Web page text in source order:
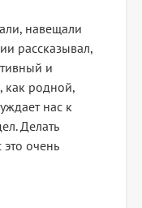
навещали
рассказывал,
и
как родной,
нас к
Делать
очень